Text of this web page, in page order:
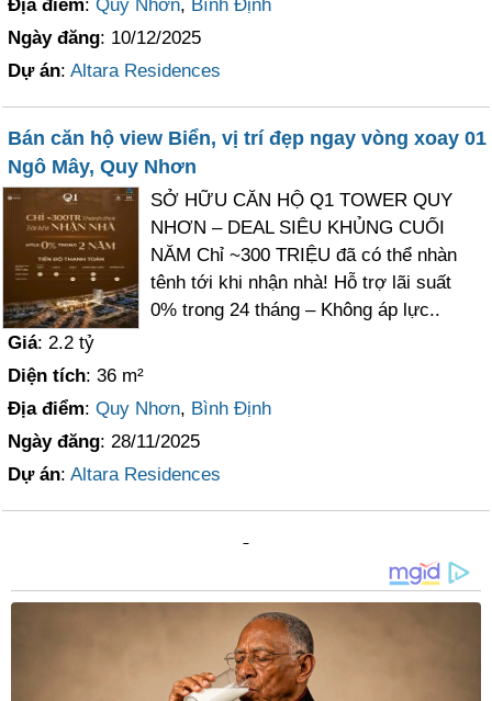
Địa điểm:Quy Nhơn, Bình Định
Ngày đăng: 10/12/2025
Dự án:Altara Residences
Bán căn hộ view Biển, vị trí đẹp ngay vòng xoay 01
Ngô Mây, Quy Nhơn
SỞ HỮU CĂN HỘ Q1 TOWER QUY
NHƠN – DEAL SIÊU KHỦNG CUỐI
NĂM Chỉ ~300 TRIỆU đã có thể nhàn
tênh tới khi nhận nhà! Hỗ trợ lãi suất
0% trong 24 tháng – Không áp lực..
Giá: 2.2 tỷ
Diện tích: 36 m²
Địa điểm:Quy Nhơn, Bình Định
Ngày đăng: 28/11/2025
Dự án:Altara Residences